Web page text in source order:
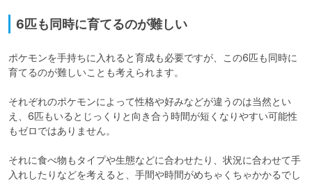
6匹も同時に育てるのが難しい
ポケモンを手持ちに入れると育成も必要ですが、この6匹も同時に
育てるのが難しいことも考えられます。
それぞれのポケモンによって性格や好みなどが違うのは当然とい
え、6匹もいるとじっくりと向き合う時間が短くなりやすい可能性
もゼロではありません。
それに食べ物もタイプや生態などに合わせたり、状況に合わせて手
入れしたりなどを考えると、手間や時間がめちゃくちゃかかるでし